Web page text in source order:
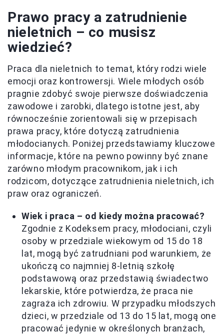
Prawo pracy a zatrudnienie
nieletnich – co musisz
wiedzieć?
Praca dla nieletnich to temat, który rodzi wiele
emocji oraz kontrowersji. Wiele młodych osób
pragnie zdobyć swoje pierwsze doświadczenia
zawodowe i zarobki, dlatego istotne jest, aby
równocześnie zorientowali się w przepisach
prawa pracy, które dotyczą zatrudnienia
młodocianych. Poniżej przedstawiamy kluczowe
informacje, które na pewno powinny być znane
zarówno młodym pracownikom, jak i ich
rodzicom, dotyczące zatrudnienia nieletnich, ich
praw oraz ograniczeń.
Wiek i praca – od kiedy można pracować?
Zgodnie z Kodeksem pracy, młodociani, czyli
osoby w przedziale wiekowym od 15 do 18
lat, mogą być zatrudniani pod warunkiem, że
ukończą co najmniej 8-letnią szkołę
podstawową oraz przedstawią świadectwo
lekarskie, które potwierdza, że praca nie
zagraża ich zdrowiu. W przypadku młodszych
dzieci, w przedziale od 13 do 15 lat, mogą one
pracować jedynie w określonych branżach,